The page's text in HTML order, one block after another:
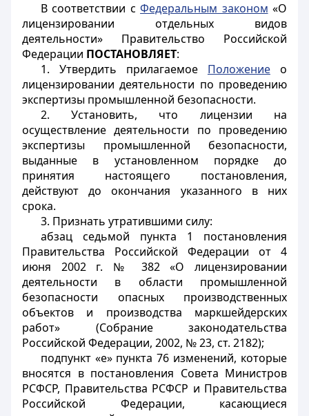
В соответствии сФедеральным законом «О
лицензировании отдельных видов
деятельности» Правительство Российской
Федерации ПОСТАНОВЛЯЕТ:
1. Утвердить прилагаемое Положениео
лицензировании деятельности по проведению
экспертизы промышленной безопасности.
2. Установить, что лицензии на
осуществление деятельности по проведению
экспертизы промышленной безопасности,
выданные в установленном порядке до
принятия настоящего постановления,
действуют до окончания указанного в них
срока.
3. Признать утратившими силу:
абзац седьмой пункта 1 постановления
Правительства Российской Федерации от 4
июня 2002 г. № 382 «О лицензировании
деятельности в области промышленной
безопасности опасных производственных
объектов и производства маркшейдерских
работ» (Собрание законодательства
Российской Федерации, 2002, № 23, ст. 2182);
подпункт «е» пункта 76 изменений, которые
вносятся в постановления Совета Министров
РСФСР, Правительства РСФСР и Правительства
Российской Федерации, касающиеся